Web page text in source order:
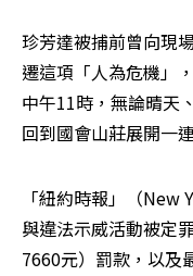
珍芳達被捕前曾向現
遷這項「人為危機」
中午11時，無論晴天
回到國會山莊展開一
「紐約時報」（
與違法示威活動被定
7660元）罰款，以及